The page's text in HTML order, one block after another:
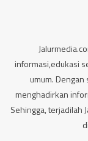
informasi,edukasi
umum.
menghadirkan
Sehingga, terjadilah